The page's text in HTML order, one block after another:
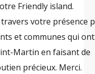
Friendly island.
votre présence
et communes qui ont
Martin en faisant de
précieux. Merci.